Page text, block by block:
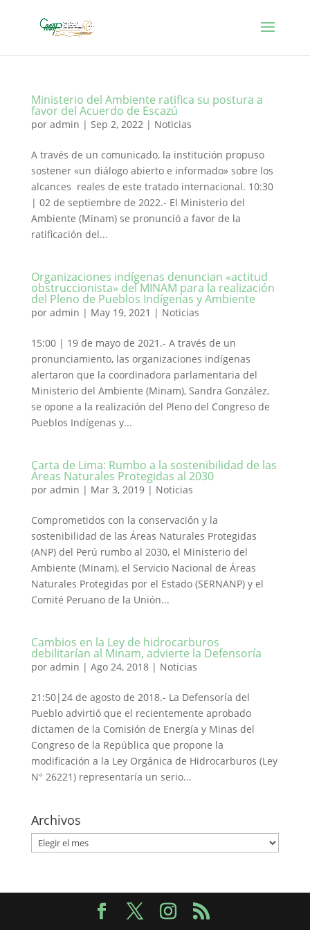
Ministerio del Ambiente ratifica su postura a
favor del Acuerdo de Escazú
por admin | Sep 2, 2022| Noticias
A través de un comunicado, la institución propuso
sostener «un diálogo abierto e informado» sobre los
alcances reales de este tratado internacional. 10:30
| 02 de septiembre de 2022.- El Ministerio del
Ambiente (Minam) se pronunció a favor de la
ratificación del...
Organizaciones indígenas denuncian «actitud
obstruccionista» del MINAM para la realización
del Pleno de Pueblos Indígenas y Ambiente
por admin | May 19, 2021 | Noticias
15:00 | 19 de mayo de 2021.- A través de un
pronunciamiento, las organizaciones indígenas
alertaron que la coordinadora parlamentaria del
Ministerio del Ambiente (Minam), Sandra González,
se opone a la realización del Pleno del Congreso de
Pueblos Indígenas y...
Carta de Lima: Rumbo a la sostenibilidad de las
Áreas Naturales Protegidas al 2030
por admin | Mar 3, 2019| Noticias
Comprometidos con la conservación y la
sostenibilidad de las Áreas Naturales Protegidas
(ANP) del Perú rumbo al 2030, el Ministerio del
Ambiente (Minam), el Servicio Nacional de Áreas
Naturales Protegidas por el Estado (SERNANP) y el
Comité Peruano de la Unión...
Cambios en la Ley de hidrocarburos
debilitarían al Minam, advierte la Defensoría
por admin | Ago 24, 2018| Noticias
21:50|24 de agosto de 2018.- La Defensoría del
Pueblo advirtió que el recientemente aprobado
dictamen de la Comisión de Energía y Minas del
Congreso de la República que propone la
modificación a la Ley Orgánica de Hidrocarburos (Ley
N° 26221) representaría un serio...
Archivos
Archivos